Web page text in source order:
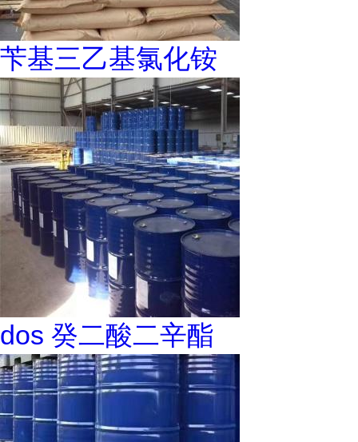
苄基三乙基氯化铵
dos 癸二酸二辛酯